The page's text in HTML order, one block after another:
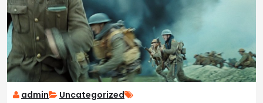
admin Uncategorized